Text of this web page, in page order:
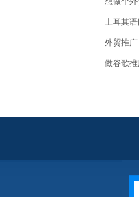
土耳其
外贸推
做谷歌